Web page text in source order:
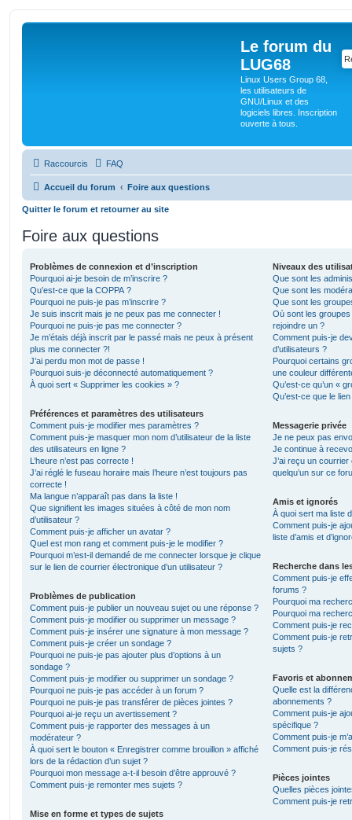
Le forum du
LUG68
Linux Users Group 68,
les utilisateurs de
GNU/Linux et des
logiciels libres. Inscription
ouverte à tous.
Raccourcis FAQ
Accueil du forum Foire aux questions
Quitter le forum et retourner au site
Foire aux questions
Problèmes de connexion et d’inscription
Pourquoi ai-je besoin de m’inscrire ?
Qu’est-ce que la COPPA ?
Pourquoi ne puis-je pas m’inscrire ?
Je suis inscrit mais je ne peux pas me connecter !
Pourquoi ne puis-je pas me connecter ?
Je m’étais déjà inscrit par le passé mais ne peux à présent
plus me connecter ?!
J’ai perdu mon mot de passe !
Pourquoi suis-je déconnecté automatiquement ?
À quoi sert « Supprimer les cookies » ?
Préférences et paramètres des utilisateurs
Comment puis-je modifier mes paramètres ?
Comment puis-je masquer mon nom d’utilisateur de la liste
des utilisateurs en ligne ?
L’heure n’est pas correcte !
J’ai réglé le fuseau horaire mais l’heure n’est toujours pas
correcte !
Ma langue n’apparaît pas dans la liste !
Que signifient les images situées à côté de mon nom
d’utilisateur ?
Comment puis-je afficher un avatar ?
Quel est mon rang et comment puis-je le modifier ?
Pourquoi m’est-il demandé de me connecter lorsque je clique
sur le lien de courrier électronique d’un utilisateur ?
Problèmes de publication
Comment puis-je publier un nouveau sujet ou une réponse ?
Comment puis-je modifier ou supprimer un message ?
Comment puis-je insérer une signature à mon message ?
Comment puis-je créer un sondage ?
Pourquoi ne puis-je pas ajouter plus d’options à un
sondage ?
Comment puis-je modifier ou supprimer un sondage ?
Pourquoi ne puis-je pas accéder à un forum ?
Pourquoi ne puis-je pas transférer de pièces jointes ?
Pourquoi ai-je reçu un avertissement ?
Comment puis-je rapporter des messages à un
modérateur ?
À quoi sert le bouton « Enregistrer comme brouillon » affiché
lors de la rédaction d’un sujet ?
Pourquoi mon message a-t-il besoin d’être approuvé ?
Comment puis-je remonter mes sujets ?
Mise en forme et types de sujets
Niveaux des
Que sont les
Que sont les
Que sont les
Où sont les groupes
rejoindre un ?
Comment puis-je
d’utilisateurs ?
Pourquoi certains
une couleur
Qu’est-ce qu’un «
Qu’est-ce que le lien
Messagerie privée
Je ne peux pas
Je continue à
J’ai reçu un
quelqu’un sur ce
Amis et ignorés
À quoi sert ma liste
Comment puis-je
liste d’amis et
Recherche dans
Comment puis-je
forums ?
Pourquoi ma
Pourquoi ma
Comment puis-je
Comment puis-je
sujets ?
Favoris et
Quelle est la
abonnements ?
Comment puis-je
spécifique ?
Comment puis-je
Comment puis-je
Pièces jointes
Quelles pièces
Comment puis-je